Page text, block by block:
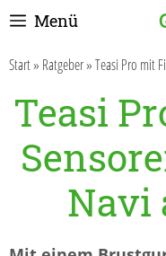
Zum
springen
Menü
Start» Ratgeber»Teasi Pro mit
Teasi
Navi